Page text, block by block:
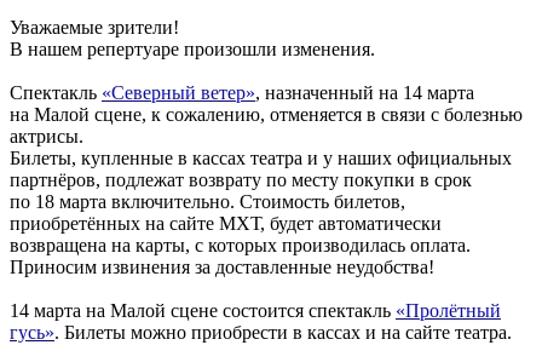
Уважаемые зрители!
В нашем репертуаре произошли изменения.
Спектакль «Северный ветер», назначенный на 14 марта
на Малой сцене, к сожалению, отменяется в связи с болезнью
актрисы.
Билеты, купленные в кассах театра и у наших официальных
партнёров, подлежат возврату по месту покупки в срок
по 18 марта включительно. Стоимость билетов,
приобретённых на сайте МХТ, будет автоматически
возвращена на карты, с которых производилась оплата.
Приносим извинения за доставленные неудобства!
14 марта на Малой сцене состоится спектакль «Пролётный
гусь». Билеты можно приобрести в кассах и на сайте театра.